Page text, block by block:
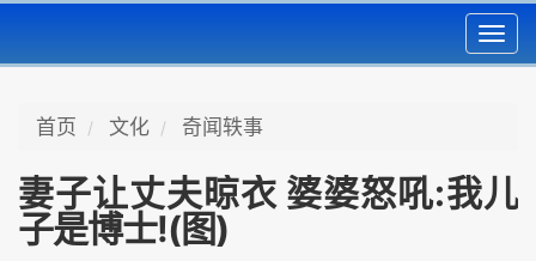
首页 文化 奇闻轶事
妻子让丈夫晾衣 婆婆怒吼:我儿
子是博士!(图)